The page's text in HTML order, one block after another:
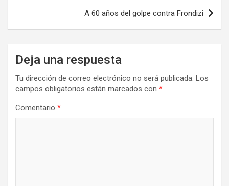
A 60 años del golpe contra Frondizi­
Deja una respuesta
Tu dirección de correo electrónico no será publicada. Los
campos obligatorios están marcados con *
Comentario *